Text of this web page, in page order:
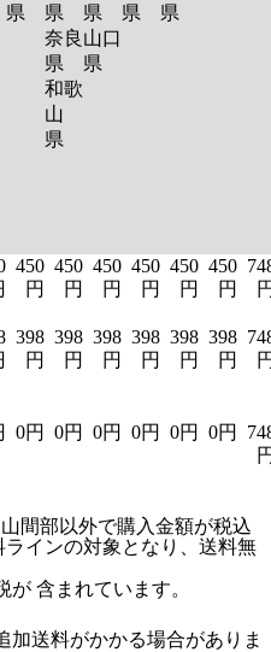
県 県
奈良
県
和歌
山
県
県
山口
県
県 県
450
円
450
円
450
円
450
円
450
円
450
円
398
円
398
円
398
円
398
円
398
円
398
円
0円 0円 0円 0円 0円 0円
間部以外で購入金額が税込
インの対象となり、送料無
が 含まれています。
加送料がかかる場合がありま